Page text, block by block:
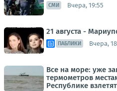
СМИ Вчера, 19:55
21 августа -
ПАБЛИКИ Вчера,
Все на море: уже
термометров
Республике